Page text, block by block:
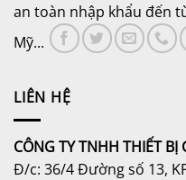
an toàn nhập khẩu đến
Mỹ...
LIÊN HỆ
CÔNG TY TNHH THIẾT BỊ
Đ/c: 36/4 Đường số 13,